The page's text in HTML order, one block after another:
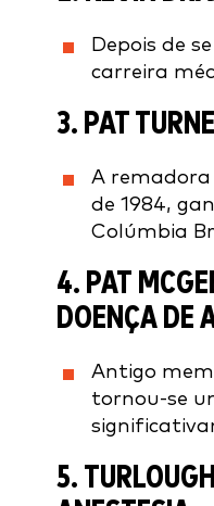
Depois de
carreira
3. PAT
A remadora
de 1984,
Colúmbia
4. PAT
DOENÇA DE
Antigo
tornou-se
5.